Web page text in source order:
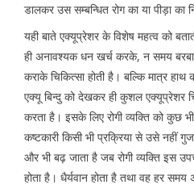
डालकर उस सम्बन्धित रोग का या पीड़ा का
यही बाते एक्यूप्रेशर के विशेष महत्व को
ही अनावश्यक धन खर्च करके, न समय
कराके चिकित्सा होती है। बल्कि मात्र
एक्यू बिन्दु को देखकर ही कुशल एक्यूप्रेशर
करता है। इसके लिए रोगी व्यक्ति को कुछ
कष्टकारी किसी भी प्रक्रिया से उसे नहीं
और भी बढ़ जाता है जब रोगी व्यक्ति इस
होता है। धैर्यवान होता है तथा वह हर